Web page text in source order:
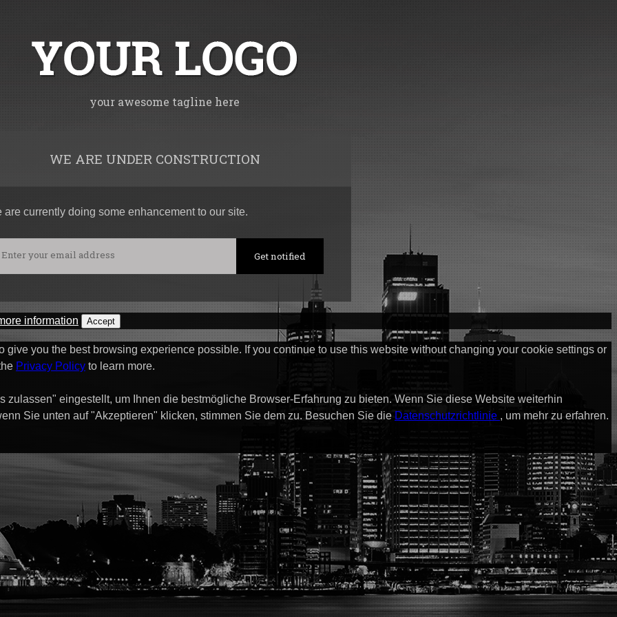
your awesome tagline here
WE ARE UNDER CONSTRUCTION
are currently doing some enhancement to our site.
information Accept
you the best browsing experience possible. If you continue to use this website without changing your cookie settings or
Privacy Policy to learn more.
eingestellt, um Ihnen die bestmögliche Browser-Erfahrung zu bieten. Wenn Sie diese Website weiterhin
Sie unten auf "Akzeptieren" klicken, stimmen Sie dem zu. Besuchen Sie die Datenschutzrichtlinie , um mehr zu erfahren.